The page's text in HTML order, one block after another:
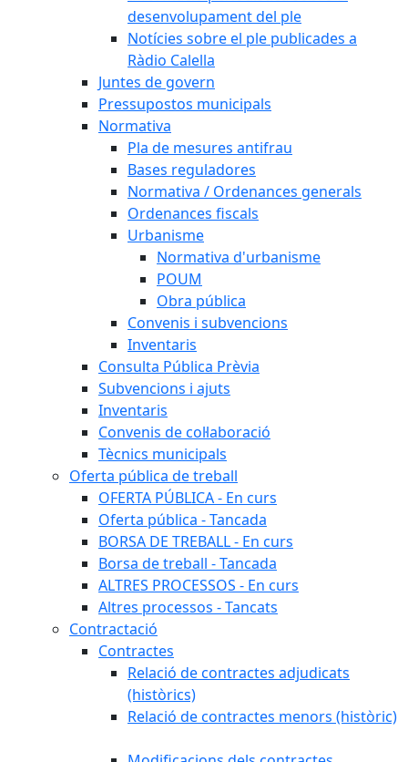
desenvolupament del ple
Notícies sobre el ple publicades a
Ràdio Calella
Juntes de govern
Pressupostos municipals
Normativa
Pla de mesures antifrau
Bases reguladores
Normativa / Ordenances generals
Ordenances fiscals
Urbanisme
Normativa d'urbanisme
POUM
Obra pública
Convenis i subvencions
Inventaris
Consulta Pública Prèvia
Subvencions i ajuts
Inventaris
Convenis de col·laboració
Tècnics municipals
Oferta pública de treball
OFERTA PÚBLICA - En curs
Oferta pública - Tancada
BORSA DE TREBALL - En curs
Borsa de treball - Tancada
ALTRES PROCESSOS - En curs
Altres processos - Tancats
Contractació
Contractes
Relació de contractes adjudicats
(històrics)
Relació de contractes menors (històric)